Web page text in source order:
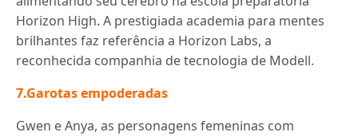
Horizon High. A prestigiada academia para mentes
brilhantes faz referência a Horizon Labs, a
reconhecida companhia de tecnologia de Modell.
7.Garotas empoderadas
Gwen e Anya, as personagens femeninas com